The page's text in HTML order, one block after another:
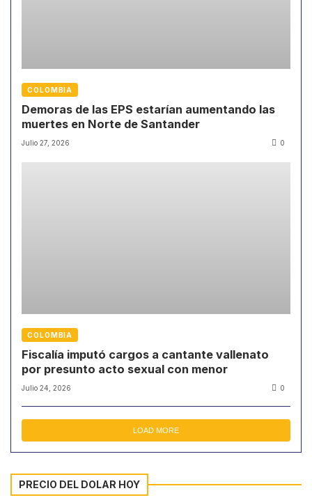
COLOMBIA
Demoras de las EPS estarían aumentando las
muertes en Norte de Santander
Julio 27, 2026 0
COLOMBIA
Fiscalía imputó cargos a cantante vallenato
por presunto acto sexual con menor
Julio 24, 2026 0
LOAD MORE
PRECIO DEL DOLAR HOY